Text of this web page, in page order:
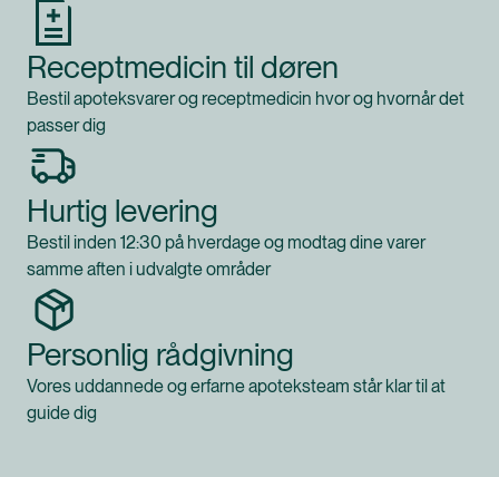
Receptmedicin til døren
Bestil apoteksvarer og receptmedicin hvor og hvornår det
passer dig
Hurtig levering
Bestil inden 12:30 på hverdage og modtag dine varer
samme aften i udvalgte områder
Personlig rådgivning
Vores uddannede og erfarne apoteksteam står klar til at
guide dig